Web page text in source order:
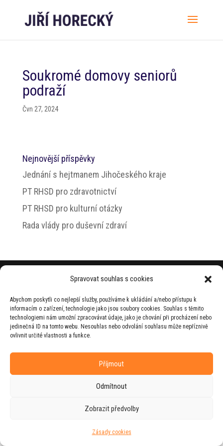
Spravovat souhlas s cookies
Abychom poskytli co nejlepší služby, používáme k ukládání a/nebo přístupu k
informacím o zařízení, technologie jako jsou soubory cookies. Souhlas s těmito
technologiemi nám umožní zpracovávat údaje, jako je chování při procházení nebo
jedinečná ID na tomto webu. Nesouhlas nebo odvolání souhlasu může nepříznivě
ovlivnit určité vlastnosti a funkce.
Příjmout
Odmítnout
Zobrazit předvolby
Zásady cookies
Soukromé domovy seniorů
podraží
Čvn 27, 2024
Nejnovější příspěvky
Jednání s hejtmanem Jihočeského kraje
PT RHSD pro zdravotnictví
PT RHSD pro kulturní otázky
Rada vlády pro duševní zdraví
© 2026 Jiří Horecký – Osobní stránky Jiřího
Web vytvořila firmaRUDIve spolupráci s
agenturouZEST BRAND.